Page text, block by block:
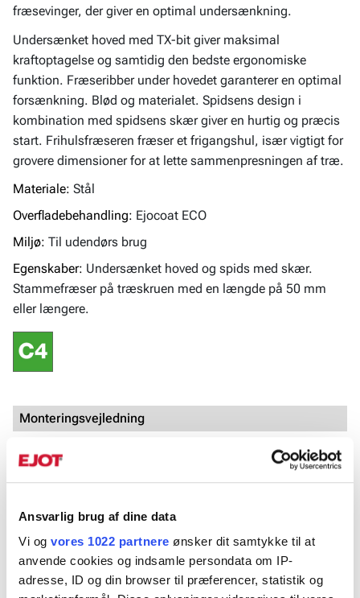
Ansvarlig brug af dine data
Vi og vores 1022 partnere ønsker dit samtykke til at
anvende cookies og indsamle persondata om IP-
adresse, ID og din browser til præferencer, statistik og
fræsevinger, der giver en optimal undersænkning.
Undersænket hoved med TX-bit giver maksimal
kraftoptagelse og samtidig den bedste ergonomiske
funktion. Fræseribber under hovedet garanterer en optimal
forsænkning. Blød og materialet. Spidsens design i
kombination med spidsens skær giver en hurtig og præcis
start. Frihulsfræseren fræser et frigangshul, især vigtigt for
grovere dimensioner for at lette sammenpresningen af ​​træ.
Materiale: Stål
Overfladebehandling: Ejocoat ECO
Miljø: Til udendørs brug
Egenskaber: Undersænket hoved og spids med skær.
Stammefræser på træskruen med en længde på 50 mm
eller længere.
Monteringsvejledning
Skrues i så hovedet er i niveau med træmaterialet, og at
de to materialer, der skal sammenføjes, er presset helt
Produktblad
Træskrue undersænket C4.pdf